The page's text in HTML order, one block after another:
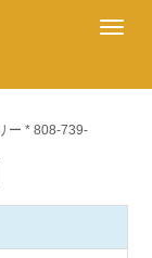
ー * 808-739-